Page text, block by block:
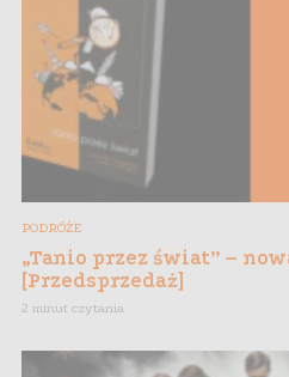
PODRÓŻE
„Tanio przez świat” –
[Przedsprzedaż]
2 minut czytania